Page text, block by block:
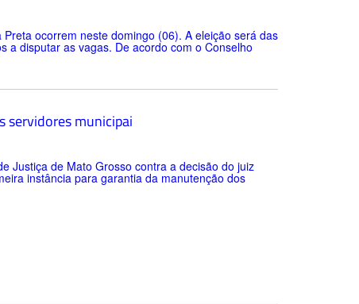
ocorrem neste domingo (06). A eleição será das
a disputar as vagas. De acordo com o Conselho
servidores municipai
Justiça de Mato Grosso contra a decisão do juiz
instância para garantia da manutenção dos